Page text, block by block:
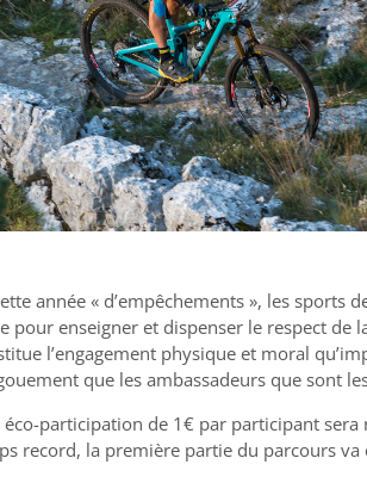
année « d’empêchements », les
pour enseigner et dispenser le respect de
l’engagement physique et moral
que les ambassadeurs que sont
éco-participation de 1€ par participant sera
record, la première partie du parcours va